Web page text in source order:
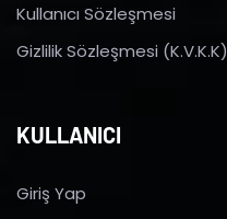
Kullanıcı Sözleşmesi
Gizlilik Sözleşmesi (K.V.K.K)
KULLANICI
Giriş Yap